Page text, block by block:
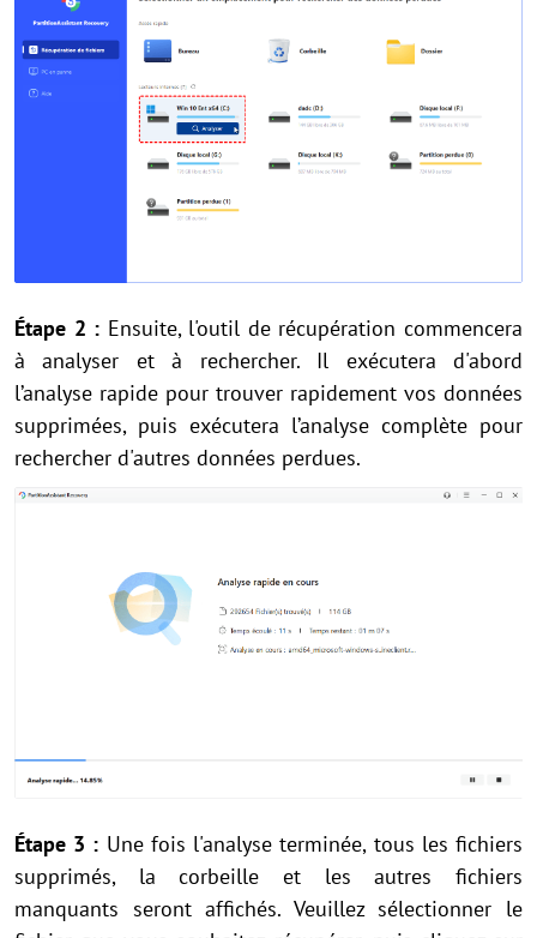
Étape 2 : Ensuite, l'outil de récupération commencera
à analyser et à rechercher. Il exécutera d'abord
l’analyse rapide pour trouver rapidement vos données
supprimées, puis exécutera l’analyse complète pour
rechercher d'autres données perdues.
Étape 3 : Une fois l'analyse terminée, tous les fichiers
supprimés, la corbeille et les autres fichiers
manquants seront affichés. Veuillez sélectionner le